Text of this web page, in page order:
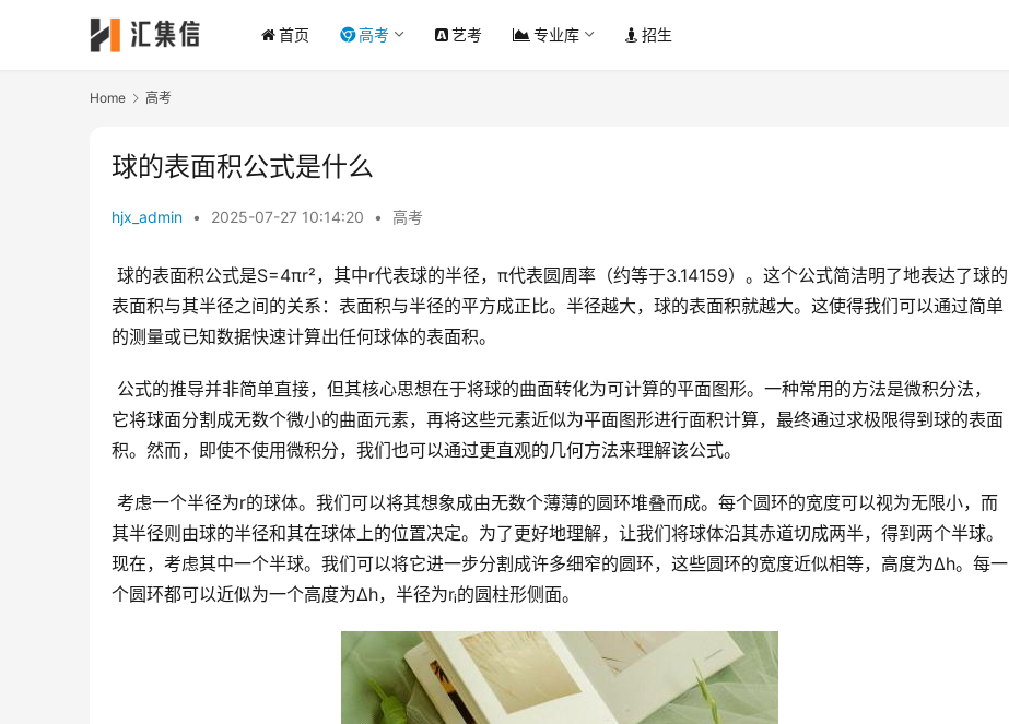
首页 高考 艺考 专业库 招生
Home 高考
球的表面积公式是什么
hjx_admin • 2025-07-27 10:14:20 • 高考
表面积与其半径之间的关系：表面积与半径的平方成正比。半径越大，球的表面积就越大。这使得我们可以通过简单
的测量或已知数据快速计算出任何球体的表面积。
它将球面分割成无数个微小的曲面元素，再将这些元素近似为平面图形进行面积计算，最终通过求极限得到球的表面
积。然而，即使不使用微积分，我们也可以通过更直观的几何方法来理解该公式。
其半径则由球的半径和其在球体上的位置决定。为了更好地理解，让我们将球体沿其赤道切成两半，得到两个半球。
现在，考虑其中一个半球。我们可以将它进一步分割成许多细窄的圆环，这些圆环的宽度近似相等，高度为Δh。每一
个圆环都可以近似为一个高度为Δh，半径为rᵢ的圆柱形侧面。